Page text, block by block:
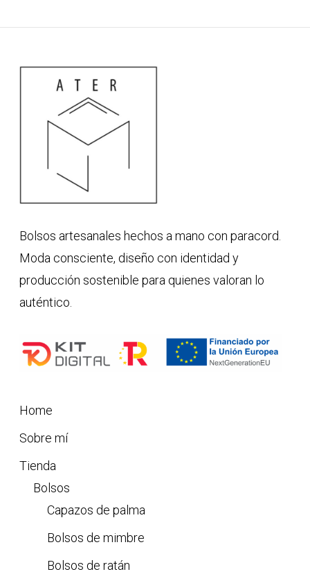
Bolsos artesanales hechos a mano con paracord.
Moda consciente, diseño con identidad y
producción sostenible para quienes valoran lo
auténtico.
Home
Sobre mí
Tienda
Bolsos
Capazos de palma
Bolsos de mimbre
Bolsos de ratán